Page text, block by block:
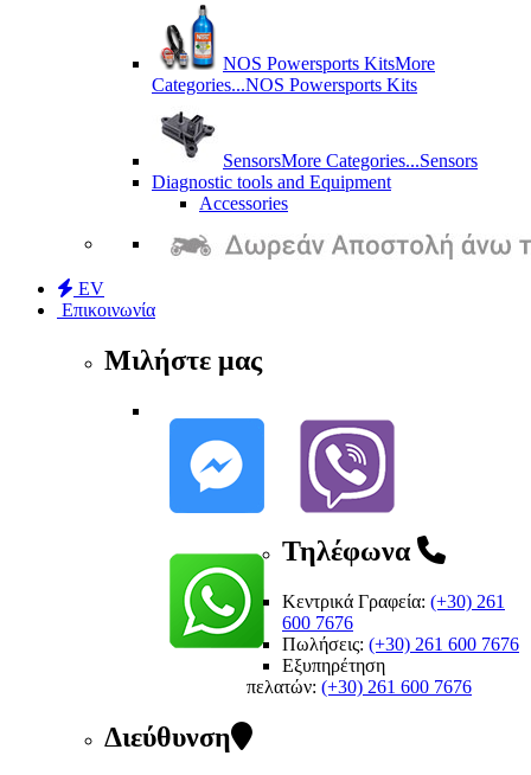
NOS Powersports KitsMore
Categories...NOS Powersports Kits
SensorsMore Categories...Sensors
Diagnostic tools and Equipment
Accessories
EV
Επικοινωνία
Μιλήστε μας
Τηλέφωνα
Κεντρικά Γραφεία: (+30) 261
600 7676
Πωλήσεις: (+30) 261 600 7676
Εξυπηρέτηση
πελατών: (+30) 261 600 7676
Διεύθυνση